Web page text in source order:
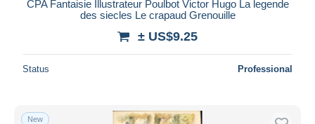
CPA Fantaisie Illustrateur Poulbot Victor Hugo La legende
des siecles Le crapaud Grenouille
± US$9.25
Status Professional
New